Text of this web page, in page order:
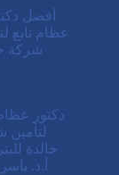
دكتور
لتأمين
خالدة
أ.د.